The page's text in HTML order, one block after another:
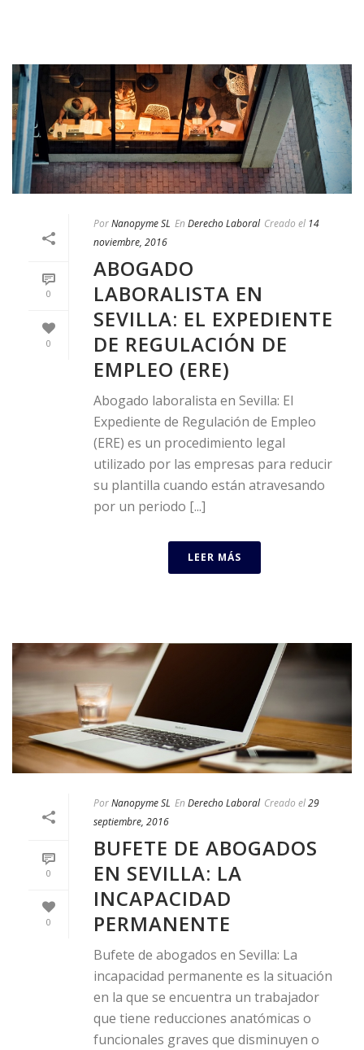
0
0
PorNanopyme SL En Derecho Laboral Creado el 14
noviembre, 2016
ABOGADO
LABORALISTA EN
SEVILLA: EL EXPEDIENTE
DE REGULACIÓN DE
EMPLEO (ERE)
Abogado laboralista en Sevilla: El
Expediente de Regulación de Empleo
(ERE) es un procedimiento legal
utilizado por las empresas para reducir
su plantilla cuando están atravesando
por un periodo [...]
LEER MÁS
0
0
PorNanopyme SL En Derecho Laboral Creado el29
septiembre, 2016
BUFETE DE ABOGADOS
EN SEVILLA: LA
INCAPACIDAD
PERMANENTE
Bufete de abogados en Sevilla: La
incapacidad permanente es la situación
en la que se encuentra un trabajador
que tiene reducciones anatómicas o
funcionales graves que disminuyen o